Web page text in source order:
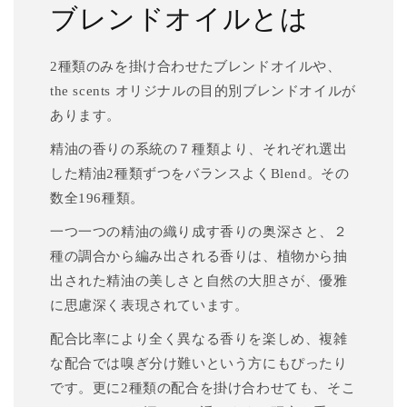
ブレンドオイルとは
2種類のみを掛け合わせたブレンドオイルや、
the scents オリジナルの目的別ブレンドオイルが
あります。
精油の香りの系統の７種類より、それぞれ選出
した精油2種類ずつをバランスよくBlend。その
数全196種類。
一つ一つの精油の織り成す香りの奥深さと、２
種の調合から編み出される香りは、植物から抽
出された精油の美しさと自然の大胆さが、優雅
に思慮深く表現されています。
配合比率により全く異なる香りを楽しめ、複雑
な配合では嗅ぎ分け難いという方にもぴったり
です。更に2種類の配合を掛け合わせても、そこ